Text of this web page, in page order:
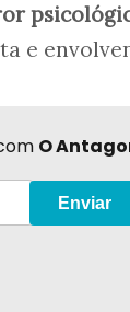
e
O
Enviar